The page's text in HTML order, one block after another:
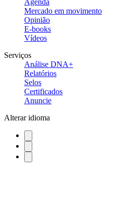
Agenda
Mercado em movimento
Opinião
E-books
Vídeos
Serviços
Análise DNA+
Relatórios
Selos
Certificados
Anuncie
Alterar idioma